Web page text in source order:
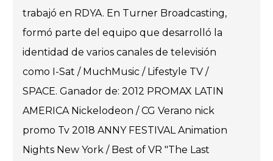
trabajó en RDYA. En Turner Broadcasting,
formó parte del equipo que desarrolló la
identidad de varios canales de televisión
como I-Sat / MuchMusic / Lifestyle TV /
SPACE. Ganador de: 2012 PROMAX LATIN
AMERICA Nickelodeon / CG Verano nick
promo Tv 2018 ANNY FESTIVAL Animation
Nights New York / Best of VR "The Last